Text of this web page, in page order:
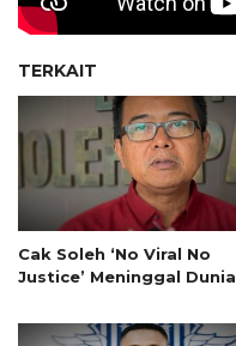
TERKAIT
Cak Soleh ‘No Viral No
Justice’ Meninggal Dunia